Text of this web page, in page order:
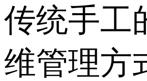
传统手工
维管理方